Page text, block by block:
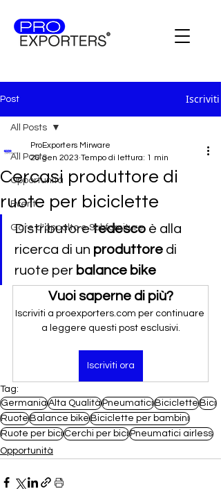
Post Iscriviti
All Posts
Opportunità
Eventi
Gare d'appalto e Subforniture
All Posts
Cercasi produttore di
ruote per biciclette
ProExporters Mirware
20 gen 2023 Tempo di lettura: 1 min
Distributore tedesco è alla
ricerca di un produttore di
ruote per balance bike
Vuoi saperne di più?
Iscriviti a proexporters.com per continuare
a leggere questi post esclusivi.
Iscriviti ora
Tag:
GermaniaAlta QualitàPneumaticiBicicletteBici
RuoteBalance bikeBiciclette per bambini
Ruote per biciCerchi per biciPneumatici airless
Opportunità